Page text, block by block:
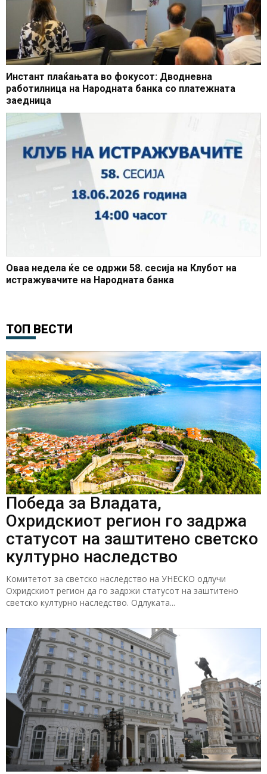
Инстант плаќањата во фокусот: Дводневна
работилница на Народната банка со платежната
заедница
Оваа недела ќе се одржи 58. сесија на Клубот на
истражувачите на Народната банка
ТОП ВЕСТИ
Победа за Владата,
Охридскиот регион го задржа
статусот на заштитено светско
културно наследство
Комитетот за светско наследство на УНЕСКО одлучи
Охридскиот регион да го задржи статусот на заштитено
светско културно наследство. Одлуката...